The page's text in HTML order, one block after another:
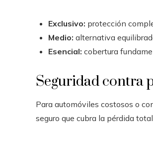
Exclusivo: protección
Medio: alternativa
Esencial: cobertura
Seguridad contra
Para automóviles costosos o
seguro que cubra la pérdida